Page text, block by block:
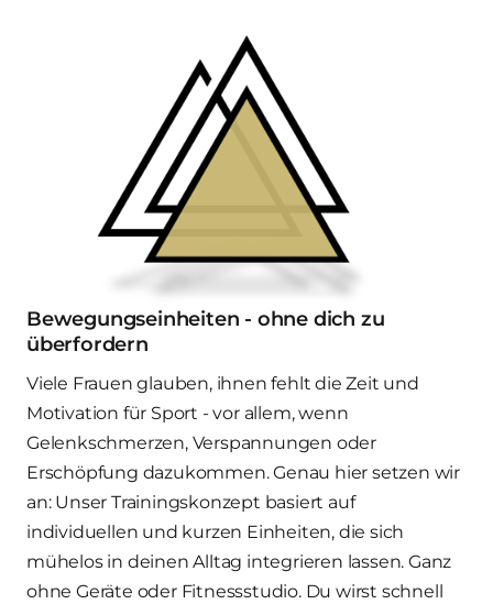
Bewegungseinheiten - ohne dich zu
überfordern
Viele Frauen glauben, ihnen fehlt die Zeit und
Motivation für Sport - vor allem, wenn
Gelenkschmerzen, Verspannungen oder
Erschöpfung dazukommen. Genau hier setzen wir
an: Unser Trainingskonzept basiert auf
individuellen und kurzen Einheiten, die sich
mühelos in deinen Alltag integrieren lassen. Ganz
ohne Geräte oder Fitnessstudio. Du wirst schnell